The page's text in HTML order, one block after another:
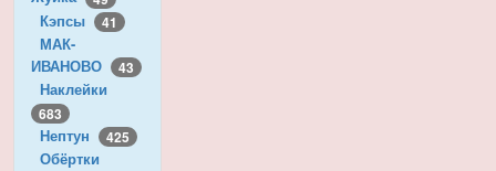
Кэпсы 41
МАК-
ИВАНОВО
43
Наклейки
683
Нептун 425
Обёртки